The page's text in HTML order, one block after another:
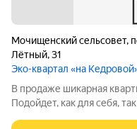
Мочищенский сельсовет,
Лётный,31
Эко-квартал «на
В продаже шикарная
Подойдет, как для себя,